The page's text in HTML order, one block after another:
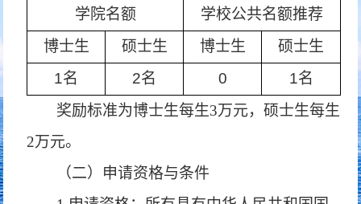
学院名额
学校公共名额推荐
博士生
硕士生 博士生
硕士生
1名
2名 0
1名
奖励标准为博士生每生3万元，硕士生每生
2万元。
（二）申请资格与条件